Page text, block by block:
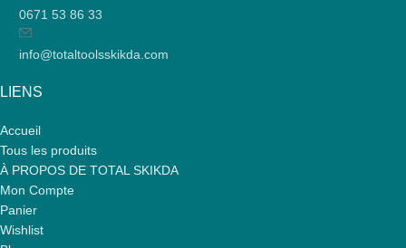
0671 53 86 33
info@totaltoolsskikda.com
LIENS
Accueil
Tous les produits
À PROPOS DE TOTAL SKIKDA
Mon Compte
Panier
Wishlist